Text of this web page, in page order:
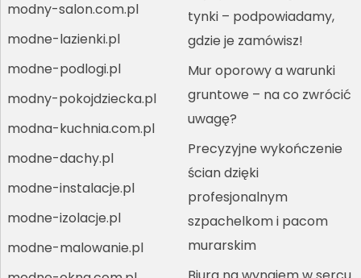
modny-salon.com.pl
modne-lazienki.pl
modne-podlogi.pl
modny-pokojdziecka.pl
modna-kuchnia.com.pl
modne-dachy.pl
modne-instalacje.pl
modne-izolacje.pl
modne-malowanie.pl
tynki – podpowiadamy,
gdzie je zamówisz!
Mur oporowy a warunki
gruntowe – na co zwrócić
uwagę?
Precyzyjne wykończenie
ścian dzięki
profesjonalnym
szpachelkom i pacom
murarskim